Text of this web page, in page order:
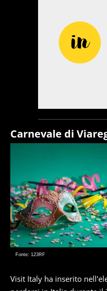
Carnevale di
Fonte: 123RF
Visit Italy ha inserito